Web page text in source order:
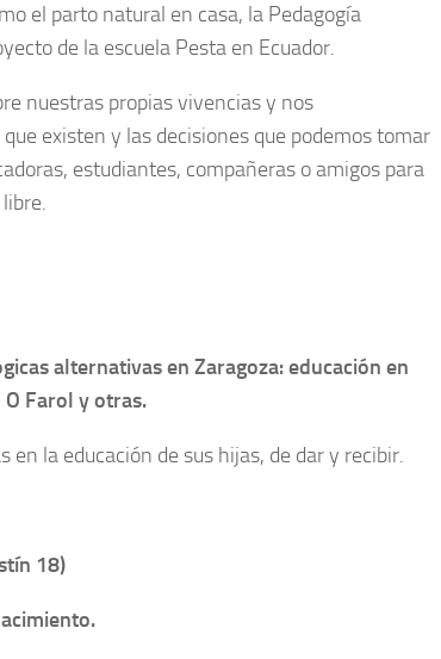
el parto natural en casa, la Pedagogía
de la escuela Pesta en Ecuador.
nuestras propias vivencias y nos
existen y las decisiones que podemos tomar
estudiantes, compañeras o amigos para
alternativas en Zaragoza: educación en
O Farol y otras.
en la educación de sus hijas, de dar y recibir.
18)